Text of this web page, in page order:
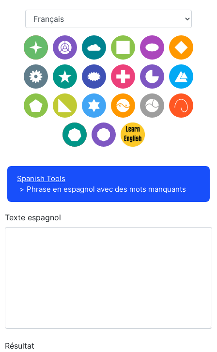
Spanish Tools
Phrase en espagnol avec des mots manquants
Texte espagnol
Résultat